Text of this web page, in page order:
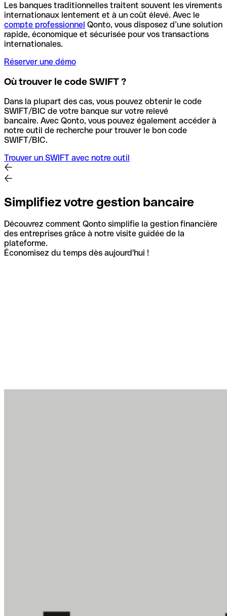
Les banques traditionnelles traitent souvent les virements
internationaux lentement et à un coût élevé. Avec le
compte professionnel Qonto, vous disposez d’une solution
rapide, économique et sécurisée pour vos transactions
internationales.
Réserver une démo
Où trouver le code SWIFT ?
Dans la plupart des cas, vous pouvez obtenir le code
SWIFT/BIC de votre banque sur votre relevé
bancaire. Avec Qonto, vous pouvez également accéder à
notre outil de recherche pour trouver le bon code
SWIFT/BIC.
Trouver un SWIFT avec notre outil
Simplifiez votre gestion bancaire
Découvrez comment Qonto simplifie la gestion financière
des entreprises grâce à notre visite guidée de la
plateforme.
Économisez du temps dès aujourd'hui !